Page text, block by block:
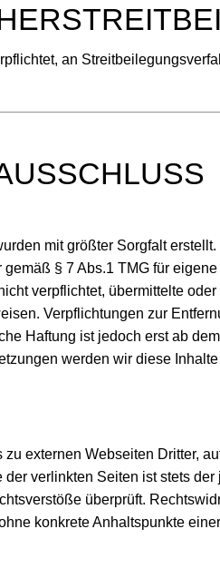
an
mit größter Sorgfalt
§ 7 Abs.1 TMG für
verpflichtet, übermittelte
Verpflichtungen zur
Haftung ist jedoch erst ab
werden wir diese
zu externen Webseiten Dritter,
der verlinkten Seiten ist stets
überprüft.
konkrete Anhaltspunkte